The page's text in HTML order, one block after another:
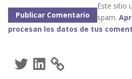
Este sitio
spam.
procesan los datos de tus
TwitterLinkedIn